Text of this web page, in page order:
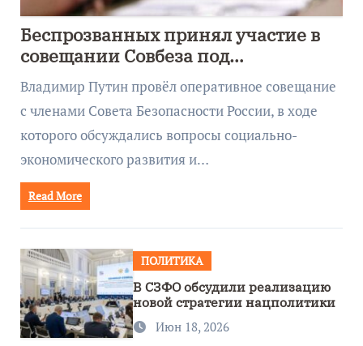
Беспрозванных принял участие в
совещании Совбеза под
руководством Путина
Владимир Путин провёл оперативное совещание
с членами Совета Безопасности России, в ходе
которого обсуждались вопросы социально-
экономического развития и…
Read More
ПОЛИТИКА
В СЗФО обсудили реализацию
новой стратегии нацполитики
Июн 18, 2026